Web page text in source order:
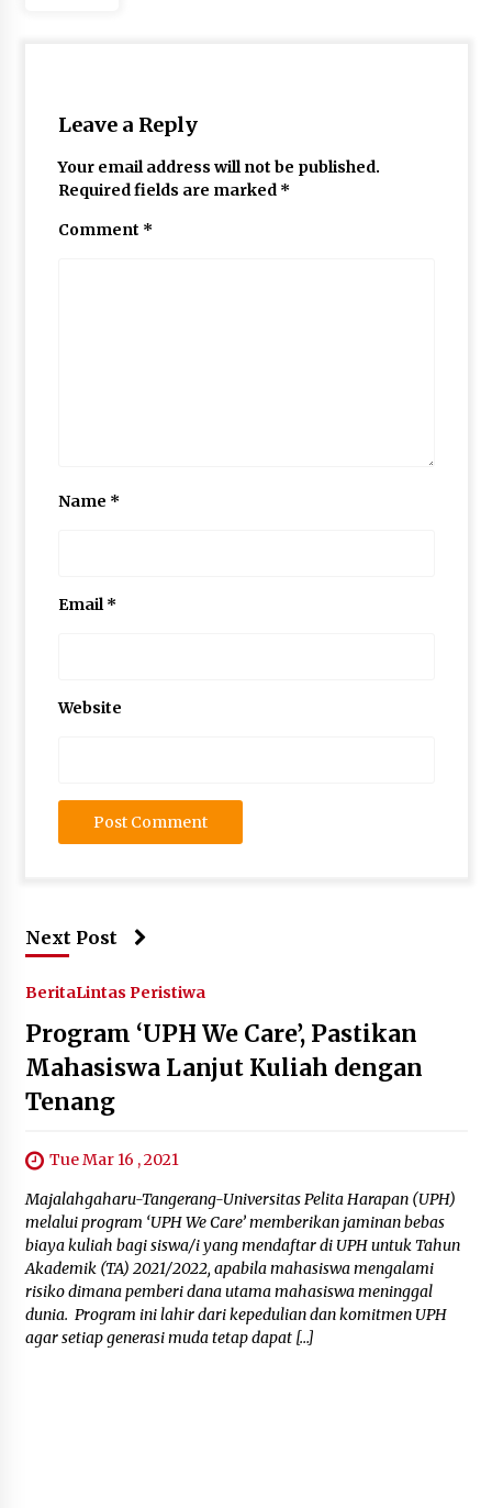
Leave a Reply
Your email address will not be published.
Required fields are marked *
Comment *
Name *
Email*
Website
Next Post
BeritaLintas Peristiwa
Program ‘UPH We Care’, Pastikan
Mahasiswa Lanjut Kuliah dengan
Tenang
Tue Mar 16 , 2021
Majalahgaharu-Tangerang-Universitas Pelita Harapan (UPH)
melalui program ‘UPH We Care’ memberikan jaminan bebas
biaya kuliah bagi siswa/i yang mendaftar di UPH untuk Tahun
Akademik (TA) 2021/2022, apabila mahasiswa mengalami
risiko dimana pemberi dana utama mahasiswa meninggal
dunia. Program ini lahir dari kepedulian dan komitmen UPH
agar setiap generasi muda tetap dapat […]